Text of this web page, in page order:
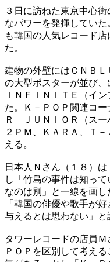
３日に訪ねた東京中心
なパワーを発揮してい
も韓国の人気レコード
た。
建物の外壁にはＣＮＢ
の大型ポスターが並び
ＩＮＦＩＮＩＴＥ（イ
た。Ｋ－ＰＯＰ関連コ
Ｒ ＪＵＮＩＯＲ（スー
２ＰＭ、ＫＡＲＡ、Ｔ
える。
日本人Ｎさん（１８）
し「竹島の事件は知っ
なのは別」と一線を画
「韓国の俳優や歌手が
与えるとは思わない」と
タワーレコードの店員
ＰＯＰを区別して考え